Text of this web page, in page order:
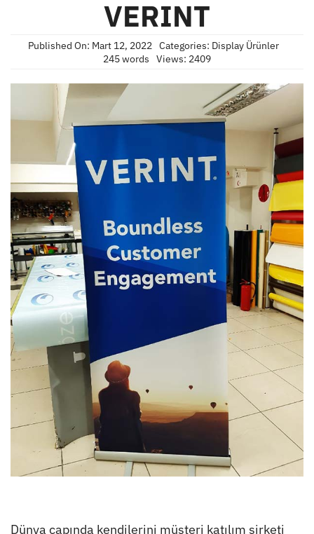
VERINT
Published On: Mart 12, 2022 Categories: Display Ürünler
245 words
Views: 2409
Dünya çapında kendilerini müşteri katılım şirketi